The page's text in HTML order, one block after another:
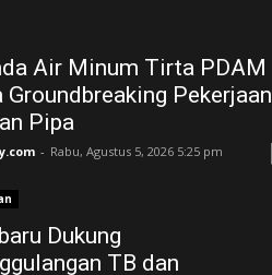
Air Minum Tirta PDAM
Groundbreaking Pekerjaan
Pipa
- Rabu, Agustus 5, 2026 5:25 pm
Dukung
TB dan